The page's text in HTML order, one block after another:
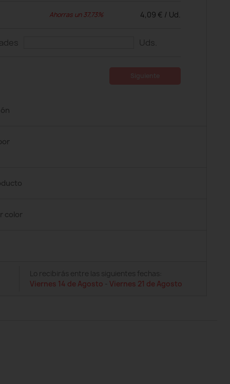
Ahorras un 37,73% 4,09 € / Ud.
Uds.
color
Lo recibirás entre las siguientes fechas:
Viernes 14 de Agosto - Viernes 21 de Agosto